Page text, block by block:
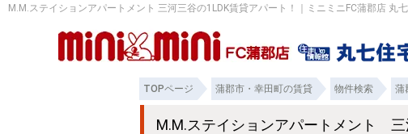
M.M.ステイションアパートメント 三河三谷の1LDK賃貸アパート！｜ミニミニFC蒲郡店 丸
TOPページ 蒲郡市・幸田町の賃貸 物件検索 蒲
M.M.ステイションアパートメント